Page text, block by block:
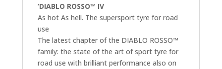
‘DIABLO ROSSO™ IV
As hot As hell. The supersport tyre for road
use
The latest chapter of the DIABLO ROSSO™
family: the state of the art of sport tyre for
road use with brilliant performance also on